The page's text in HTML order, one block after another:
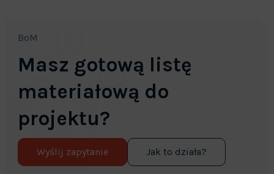
BoM
Masz gotową listę
materiałową do
projektu?
Wyślij zapytanie Jak to działa?